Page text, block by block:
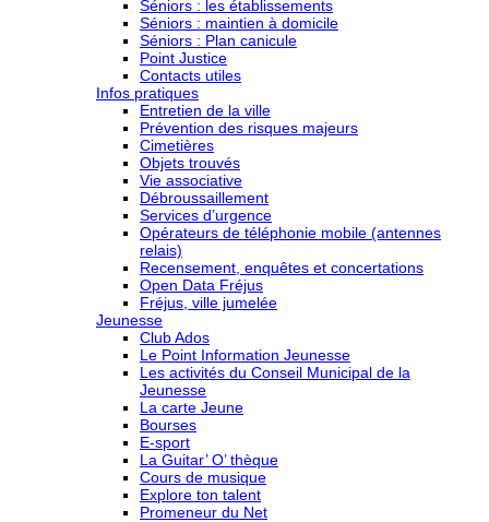
Séniors : les établissements
Séniors : maintien à domicile
Séniors : Plan canicule
Point Justice
Contacts utiles
Infos pratiques
Entretien de la ville
Prévention des risques majeurs
Cimetières
Objets trouvés
Vie associative
Débroussaillement
Services d’urgence
Opérateurs de téléphonie mobile (antennes
relais)
Recensement, enquêtes et concertations
Open Data Fréjus
Fréjus, ville jumelée
Jeunesse
Club Ados
Le Point Information Jeunesse
Les activités du Conseil Municipal de la
Jeunesse
La carte Jeune
Bourses
E-sport
La Guitar’ O’ thèque
Cours de musique
Explore ton talent
Promeneur du Net